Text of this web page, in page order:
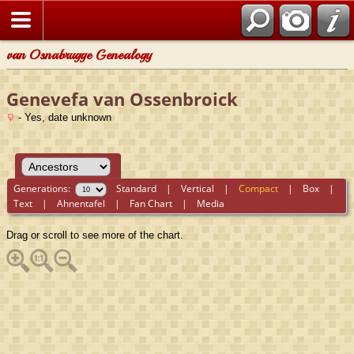
van Osnabrugge Genealogy
Genevefa van Ossenbroick
- Yes, date unknown
Generations: Standard |Vertical |Compact | Box |
Text |Ahnentafel | Fan Chart | Media
Drag or scroll to see more of the chart.